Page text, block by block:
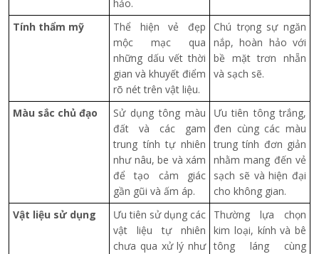
hảo.
Tính thẩm mỹ
Thể hiện vẻ đẹp
mộc mạc qua
những dấu vết thời
gian và khuyết điểm
rõ nét trên vật liệu.
Chú trọng sự ngăn
nắp, hoàn hảo với
bề mặt trơn nhẵn
và sạch sẽ.
Màu sắc chủ đạo
Sử dụng tông màu
đất và các gam
trung tính tự nhiên
như nâu, be và xám
để tạo cảm giác
gần gũi và ấm áp.
Ưu tiên tông trắng,
đen cùng các màu
trung tính đơn giản
nhằm mang đến vẻ
sạch sẽ và hiện đại
cho không gian.
Vật liệu sử dụng
Ưu tiên sử dụng các
vật liệu tự nhiên
chưa qua xử lý như
Thường lựa chọn
kim loại, kính và bê
tông láng cùng